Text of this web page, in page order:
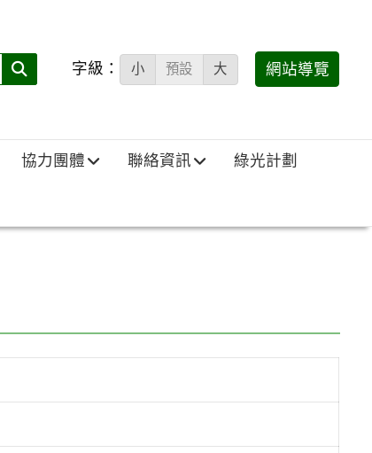
搜
填)：
字級： 小 預設 大 網站導覽
協力團體 聯絡資訊 綠光計劃